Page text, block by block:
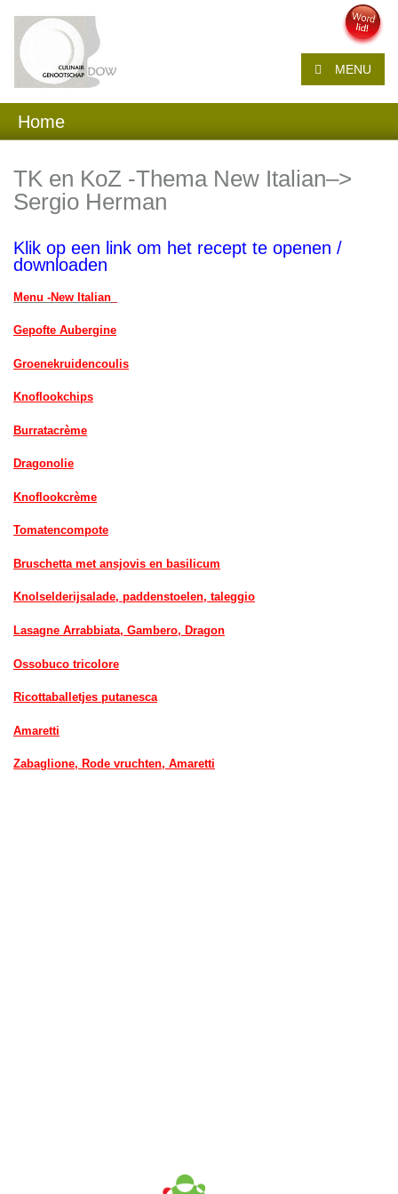
MENU
Home
TK en KoZ -Thema New Italian–>
Sergio Herman
Klik op een link om het recept te openen /
downloaden
Menu -New Italian_
Gepofte Aubergine
Groenekruidencoulis
Knoflookchips
Burratacrème
Dragonolie
Knoflookcrème
Tomatencompote
Bruschetta met ansjovis en basilicum
Knolselderijsalade, paddenstoelen, taleggio
Lasagne Arrabbiata, Gambero, Dragon
Ossobuco tricolore
Ricottaballetjes putanesca
Amaretti
Zabaglione, Rode vruchten, Amaretti